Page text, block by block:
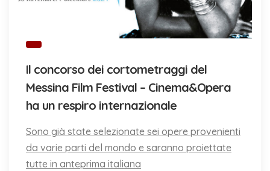
Il concorso dei cortometraggi del
Messina Film Festival – Cinema&Opera
ha un respiro internazionale
Sono già state selezionate sei opere provenienti
da varie parti del mondo e saranno proiettate
tutte in anteprima italiana